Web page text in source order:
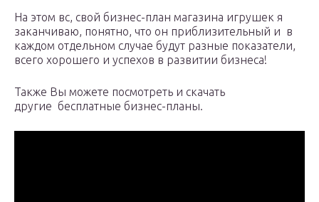
На этом вс, свой бизнес-план магазина игрушек я
заканчиваю, понятно, что он приблизительный и в
каждом отдельном случае будут разные показатели,
всего хорошего и успехов в развитии бизнеса!
Также Вы можете посмотреть и скачать
другие бесплатные бизнес-планы.